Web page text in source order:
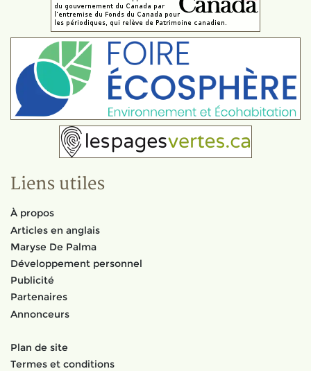
Liens utiles
À propos
Articles en anglais
Maryse De Palma
Développement personnel
Publicité
Partenaires
Annonceurs
Plan de site
Termes et conditions